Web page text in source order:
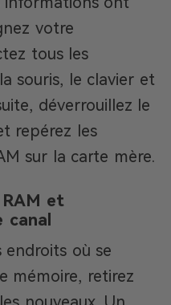
votre
tous les
souris, le clavier et
déverrouillez le
repérez les
sur la carte mère.
et
où se
mémoire, retirez